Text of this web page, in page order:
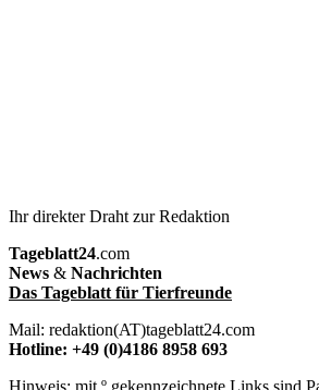
Ihr direkter Draht zur Redaktion
Tageblatt24.com
News & Nachrichten
Das Tageblatt für Tierfreunde
Mail: redaktion(AT)tageblatt24.com
Hotline: +49 (0)4186 8958 693